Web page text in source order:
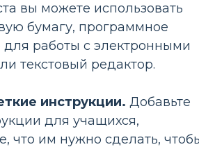
вы можете использовать
бумагу, программное
для работы с электронными
текстовый редактор.
инструкции. Добавьте
для учащихся,
что им нужно сделать,